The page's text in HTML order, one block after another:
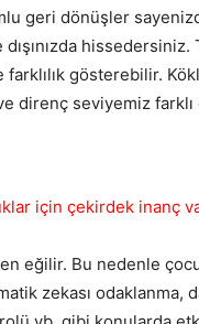
geri dönüşler
farklılık gösterebilir.
direnç seviyemiz
için çekirdek inanç
eğilir. Bu nedenle
zekası odaklanma,